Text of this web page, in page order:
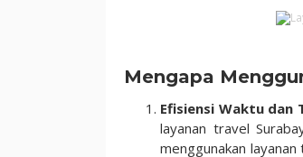
Mengapa
Efisiensi Waktu dan
layanan travel
menggunakan